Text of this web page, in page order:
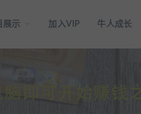
展示 加入VIP 牛人成长